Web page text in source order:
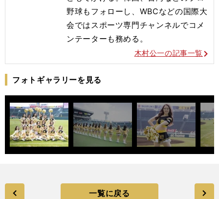
野球もフォローし、WBCなどの国際大
会ではスポーツ専門チャンネルでコメ
ンテーターも務める。
木村公一の記事一覧
フォトギャラリーを見る
一覧に戻る